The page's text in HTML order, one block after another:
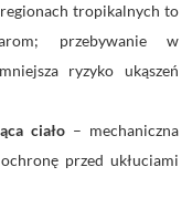
tropikalnych to
przebywanie w
ryzyko ukąszeń
ciało – mechaniczna
przed ukłuciami